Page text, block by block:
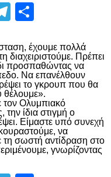
Telegram
έχουμε πολλά
διαχειριστούμε. Πρέπει
προσπαθώντας να
Να επανέλθουν
το γκρουπ που θα
θέλουμε».
τον Ολυμπιακό
την ίδια στιγμή ο
Είμαστε υπό συνεχή
να
τη σωστή αντίδραση στο
γνωρίζοντας